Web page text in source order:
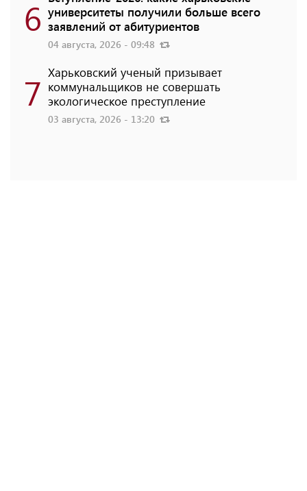
6 университеты получили больше всего
заявлений от абитуриентов
04 августа, 2026 - 09:48
7 Харьковский ученый призывает
коммунальщиков не совершать
экологическое преступление
03 августа, 2026 - 13:20